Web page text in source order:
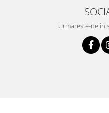
Urmareste-ne in